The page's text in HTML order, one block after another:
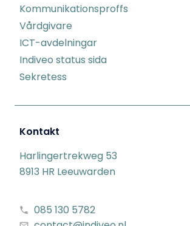
Kommunikationsproffs
Vårdgivare
ICT-avdelningar
Indiveo status sida
Sekretess
Kontakt
Harlingertrekweg 53
8913 HR Leeuwarden
085 130 5782